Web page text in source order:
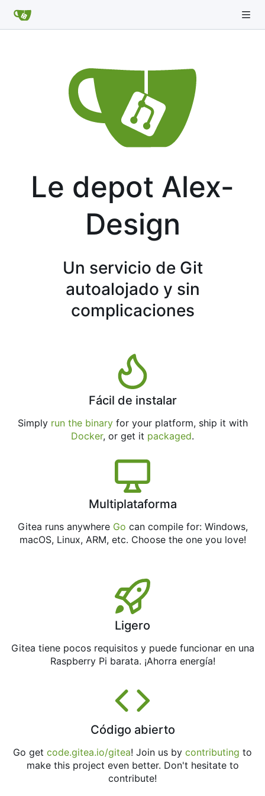
Le depot Alex-
Design
Un servicio de Git
autoalojado y sin
complicaciones
Fácil de instalar
Simply run the binaryfor your platform, ship it with
Docker, or get it packaged.
Multiplataforma
Gitea runs anywhere Go can compile for: Windows,
macOS, Linux, ARM, etc. Choose the one you love!
Ligero
Gitea tiene pocos requisitos y puede funcionar en una
Raspberry Pi barata. ¡Ahorra energía!
Código abierto
Go get code.gitea.io/gitea! Join us by contributing to
make this project even better. Don't hesitate to
contribute!